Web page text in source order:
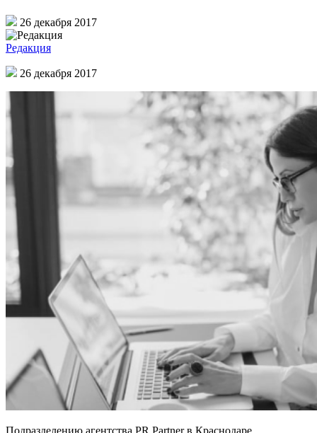
26 декабря 2017
Редакция
26 декабря 2017
Подразделению агентства PR Partner в Краснодаре